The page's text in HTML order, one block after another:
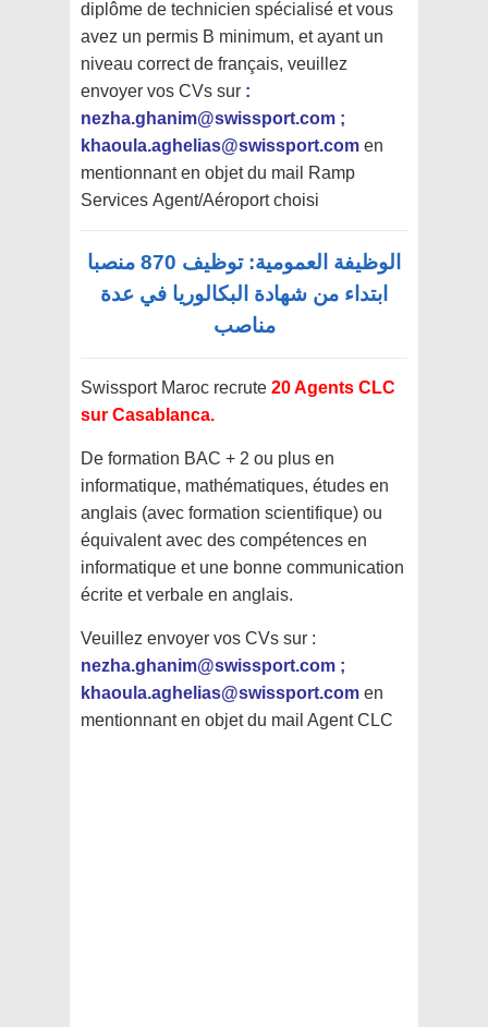
diplôme de technicien spécialisé et vous
avez un permis B minimum, et ayant un
niveau correct de français, veuillez
envoyer vos CVs sur :
nezha.ghanim@swissport.com ;
khaoula.aghelias@swissport.com en
mentionnant en objet du mail Ramp
Services Agent/Aéroport choisi
الوظيفة العمومية: توظيف 870 منصبا
ابتداء من شهادة البكالوريا في عدة
مناصب
Swissport Maroc recrute 20 Agents CLC
sur Casablanca.
De formation BAC + 2 ou plus en
informatique, mathématiques, études en
anglais (avec formation scientifique) ou
équivalent avec des compétences en
informatique et une bonne communication
écrite et verbale en anglais.
Veuillez envoyer vos CVs sur :
nezha.ghanim@swissport.com ;
khaoula.aghelias@swissport.com en
mentionnant en objet du mail Agent CLC